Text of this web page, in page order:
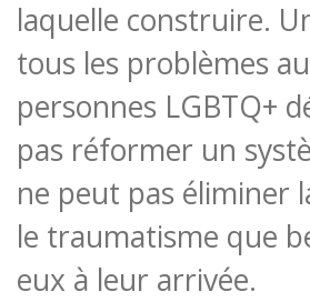
laquelle construire.
tous les problèmes
personnes LGBTQ+
pas réformer un
ne peut pas éliminer
le traumatisme que
eux à leur arrivée.